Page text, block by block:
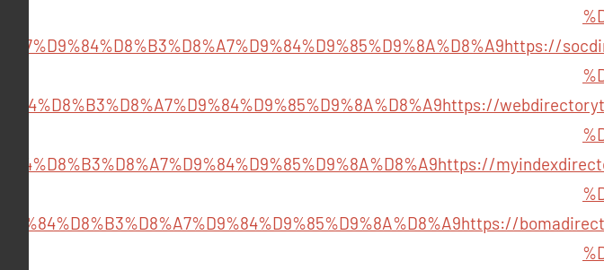
https://
https://
https://
https://